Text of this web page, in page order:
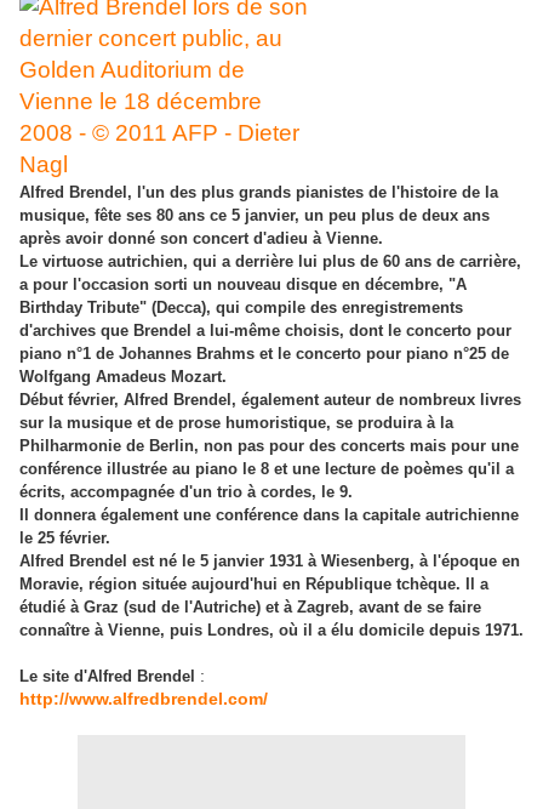
Alfred Brendel, l'un des plus grands pianistes de l'histoire de la
musique, fête ses 80 ans ce 5 janvier, un peu plus de deux ans
après avoir donné son concert d'adieu à Vienne.
Le virtuose autrichien, qui a derrière lui plus de 60 ans de carrière,
a pour l'occasion sorti un nouveau disque en décembre, "A
Birthday Tribute" (Decca), qui compile des enregistrements
d'archives que Brendel a lui-même choisis, dont le concerto pour
piano n°1 de Johannes Brahms et le concerto pour piano n°25 de
Wolfgang Amadeus Mozart.
Début février, Alfred Brendel, également auteur de nombreux livres
sur la musique et de prose humoristique, se produira à la
Philharmonie de Berlin, non pas pour des concerts mais pour une
conférence illustrée au piano le 8 et une lecture de poèmes qu'il a
écrits, accompagnée d'un trio à cordes, le 9.
Il donnera également une conférence dans la capitale autrichienne
le 25 février.
Alfred Brendel est né le 5 janvier 1931 à Wiesenberg, à l'époque en
Moravie, région située aujourd'hui en République tchèque. Il a
étudié à Graz (sud de l'Autriche) et à Zagreb, avant de se faire
connaître à Vienne, puis Londres, où il a élu domicile depuis 1971.
Le site d'Alfred Brendel :
http://www.alfredbrendel.com/